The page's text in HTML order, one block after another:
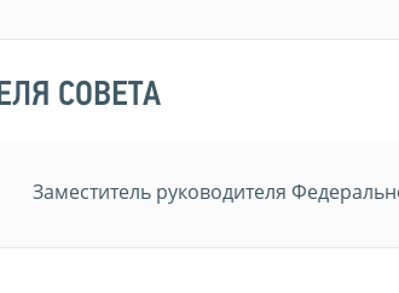
СОВЕТА
Заместитель руководителя